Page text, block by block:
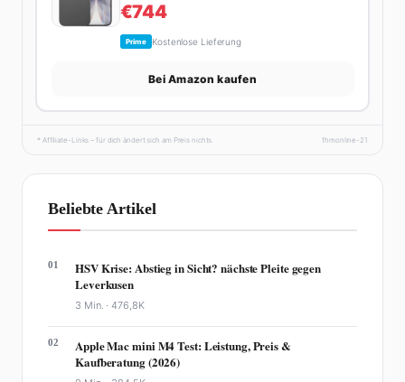
€744
Prime Kostenlose Lieferung
Bei Amazon kaufen
* Affiliate-Links – für dich ändert sich am Preis nichts. fhmonline-21
Beliebte Artikel
01
HSV Krise: Abstieg in Sicht? nächste Pleite gegen
Leverkusen
3 Min. ·476,8K
02
Apple Mac mini M4 Test: Leistung, Preis &
Kaufberatung (2026)